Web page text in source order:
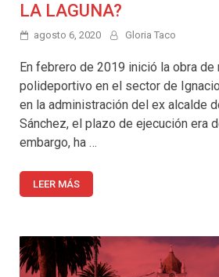
LA LAGUNA?
agosto 6, 2020 Gloria Taco
En febrero de 2019 inició la obra de
polideportivo en el sector de
en la administración del ex alcalde
Sánchez, el plazo de ejecución era
embargo, ha …
LEER MÁS